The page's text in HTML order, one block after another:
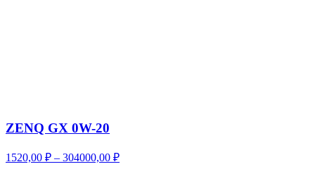
ZENQ GX 0W-20
1520,00 ₽ – 304000,00 ₽Диапазон